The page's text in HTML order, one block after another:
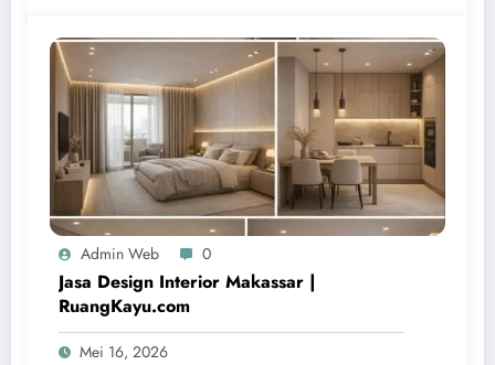
Admin Web 0
Jasa Design Interior Makassar |
RuangKayu.com
Mei 16, 2026